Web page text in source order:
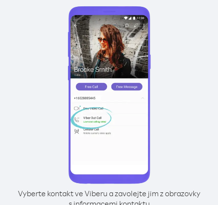
Vyberte kontakt ve Viberu a zavolejte jim z obrazovky